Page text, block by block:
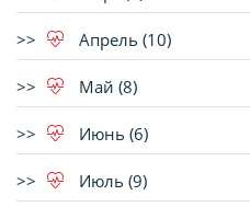
Апрель (10)
Май (8)
Июнь (6)
Июль (9)